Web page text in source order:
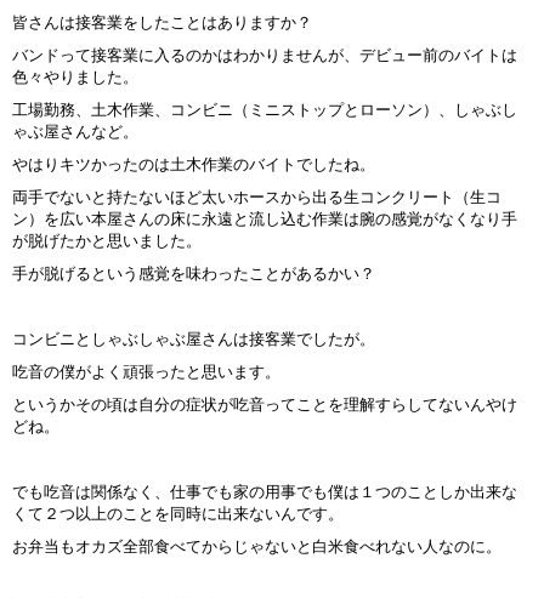
皆さんは接客業をしたことはありますか？
バンドって接客業に入るのかはわかりませんが、デビュー前のバイトは
色々やりました。
工場勤務、土木作業、コンビニ（ミニストップとローソン）、しゃぶし
ゃぶ屋さんなど。
やはりキツかったのは土木作業のバイトでしたね。
両手でないと持たないほど太いホースから出る生コンクリート（生コ
ン）を広い本屋さんの床に永遠と流し込む作業は腕の感覚がなくなり手
が脱げたかと思いました。
手が脱げるという感覚を味わったことがあるかい？
コンビニとしゃぶしゃぶ屋さんは接客業でしたが。
吃音の僕がよく頑張ったと思います。
というかその頃は自分の症状が吃音ってことを理解すらしてないんやけ
どね。
でも吃音は関係なく、仕事でも家の用事でも僕は１つのことしか出来な
くて２つ以上のことを同時に出来ないんです。
お弁当もオカズ全部食べてからじゃないと白米食べれない人なのに。